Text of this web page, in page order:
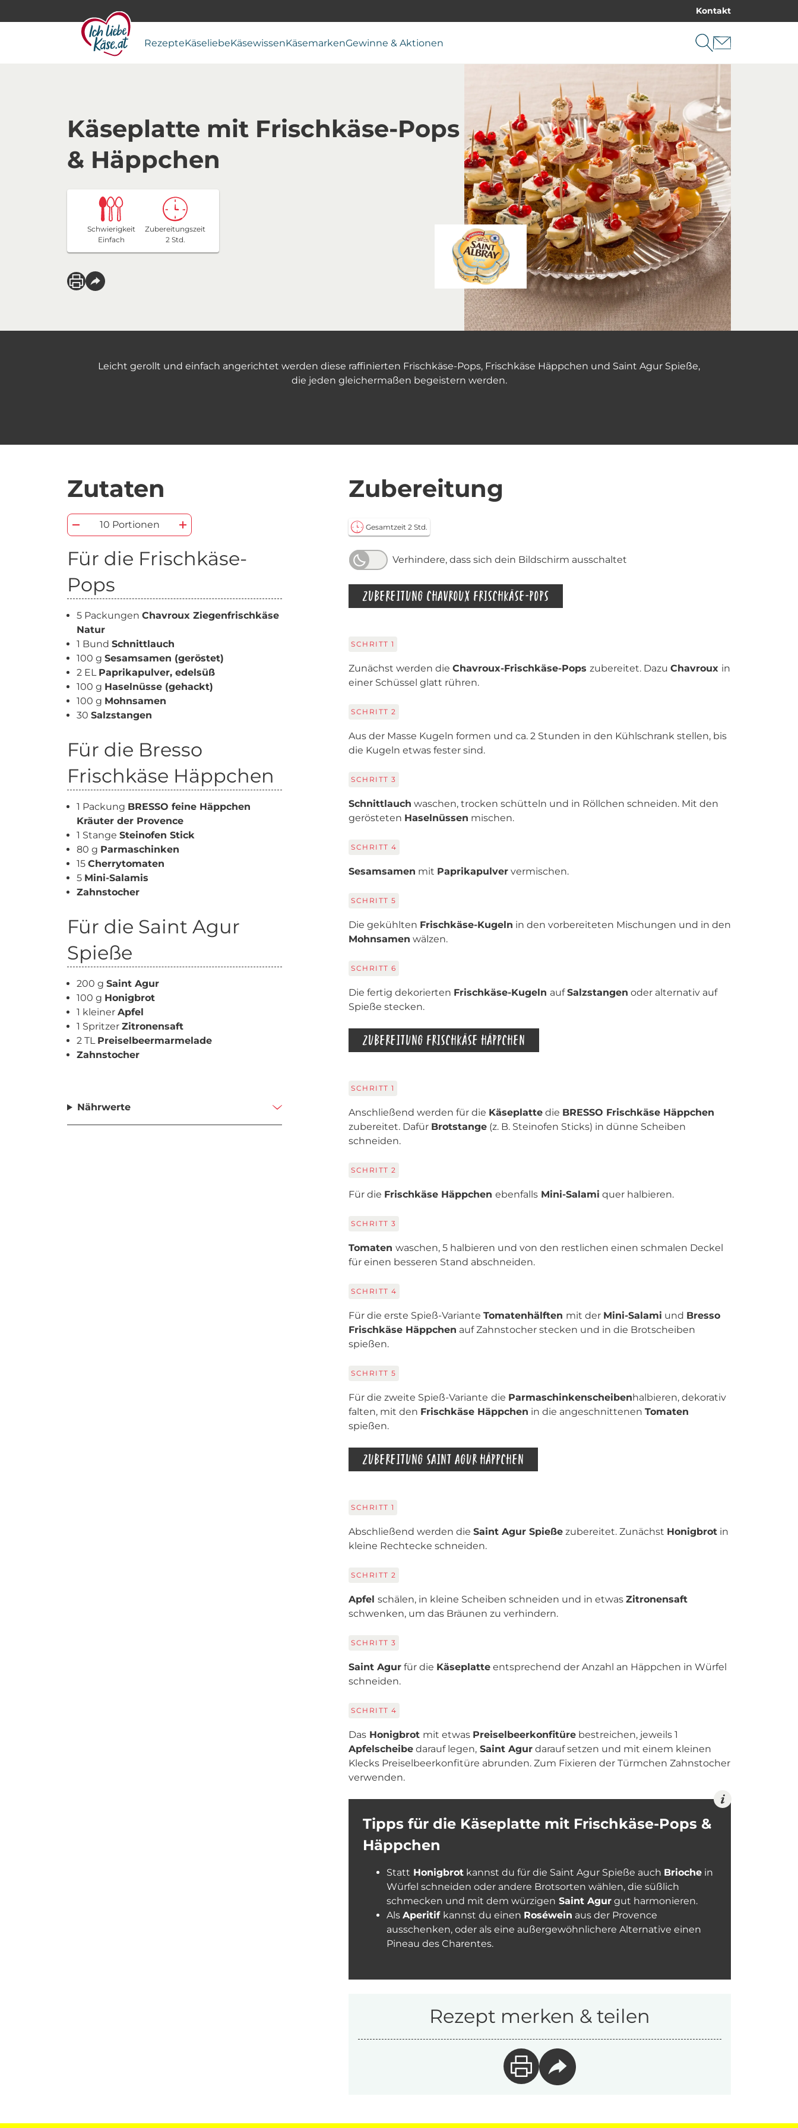
Kontakt
RezepteKäseliebeKäsewissenKäsemarkenGewinne & Aktionen
Käseplatte mit Frischkäse-Pops
& Häppchen
Schwierigkeit
Einfach
Zubereitungszeit
2 Std.
Leicht gerollt und einfach angerichtet werden diese raffinierten Frischkäse-Pops, Frischkäse Häppchen und Saint Agur Spieße,
die jeden gleichermaßen begeistern werden.
Zutaten
10 Portionen
Für die Frischkäse-
Pops
5 Packungen Chavroux Ziegenfrischkäse
Natur
1 Bund Schnittlauch
100 g Sesamsamen (geröstet)
2 EL Paprikapulver, edelsüß
100 g Haselnüsse (gehackt)
100 g Mohnsamen
30 Salzstangen
Für die Bresso
Frischkäse Häppchen
1 Packung BRESSO feine Häppchen
Kräuter der Provence
1 Stange Steinofen Stick
80 g Parmaschinken
15 Cherrytomaten
5 Mini-Salamis
Zahnstocher
Für die Saint Agur
Spieße
200 g Saint Agur
100 g Honigbrot
1 kleiner Apfel
1 Spritzer Zitronensaft
2 TL Preiselbeermarmelade
Zahnstocher
Nährwerte
Zubereitung
Gesamtzeit 2 Std.
Verhindere, dass sich dein Bildschirm ausschaltet
ZUBEREITUNG CHAVROUX FRISCHKÄSE-POPS
SCHRITT 1
Zunächst werden die Chavroux-Frischkäse-Pops zubereitet. Dazu Chavroux in
einer Schüssel glatt rühren.
SCHRITT 2
Aus der Masse Kugeln formen und ca. 2 Stunden in den Kühlschrank stellen, bis
die Kugeln etwas fester sind.
SCHRITT 3
Schnittlauch waschen, trocken schütteln und in Röllchen schneiden. Mit den
gerösteten Haselnüssen mischen.
SCHRITT 4
Sesamsamen mit Paprikapulver vermischen.
SCHRITT 5
Die gekühlten Frischkäse-Kugeln in den vorbereiteten Mischungen und in den
Mohnsamen wälzen.
SCHRITT 6
Die fertig dekorierten Frischkäse-Kugeln aufSalzstangen oder alternativ auf
Spieße stecken.
ZUBEREITUNG FRISCHKÄSE HÄPPCHEN
SCHRITT 1
Anschließend werden für die Käseplatte die BRESSO Frischkäse Häppchen
zubereitet. Dafür Brotstange (z. B. Steinofen Sticks) in dünne Scheiben
schneiden.
SCHRITT 2
Für die Frischkäse Häppchen ebenfalls Mini-Salami quer halbieren.
SCHRITT 3
Tomaten waschen, 5 halbieren und von den restlichen einen schmalen Deckel
für einen besseren Stand abschneiden.
SCHRITT 4
Für die erste Spieß-Variante Tomatenhälften mit der Mini-Salami und Bresso
Frischkäse Häppchen auf Zahnstocher stecken und in die Brotscheiben
spießen.
SCHRITT 5
Für die zweite Spieß-Variante die Parmaschinkenscheibenhalbieren, dekorativ
falten, mit den Frischkäse Häppchen in die angeschnittenen Tomaten
spießen.
ZUBEREITUNG SAINT AGUR HÄPPCHEN
SCHRITT 1
Abschließend werden die Saint Agur Spieße zubereitet. Zunächst Honigbrot in
kleine Rechtecke schneiden.
SCHRITT 2
Apfel schälen, in kleine Scheiben schneiden und in etwas Zitronensaft
schwenken, um das Bräunen zu verhindern.
SCHRITT 3
Saint Agur für die Käseplatte entsprechend der Anzahl an Häppchen in Würfel
schneiden.
SCHRITT 4
Das Honigbrot mit etwas Preiselbeerkonfitüre bestreichen, jeweils 1
Apfelscheibe darauf legen, Saint Agur darauf setzen und mit einem kleinen
Klecks Preiselbeerkonfitüre abrunden. Zum Fixieren der Türmchen Zahnstocher
verwenden.
Tipps für die Käseplatte mit Frischkäse-Pops &
Häppchen
Statt Honigbrot kannst du für die Saint Agur Spieße auch Brioche in
Würfel schneiden oder andere Brotsorten wählen, die süßlich
schmecken und mit dem würzigen Saint Agur gut harmonieren.
Als Aperitif kannst du einen Roséwein aus der Provence
ausschenken, oder als eine außergewöhnlichere Alternative einen
Pineau des Charentes.
Rezept merken & teilen